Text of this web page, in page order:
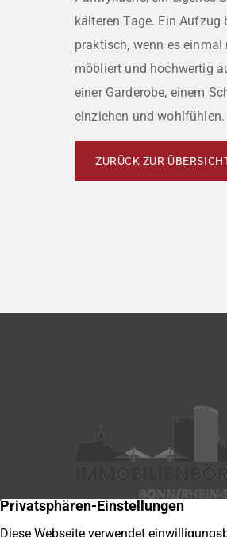
kälteren Tage. Ein
praktisch, wenn es
möbliert und hochwertig
einer Garderobe, einem
einziehen und
ZURÜCK ZUR